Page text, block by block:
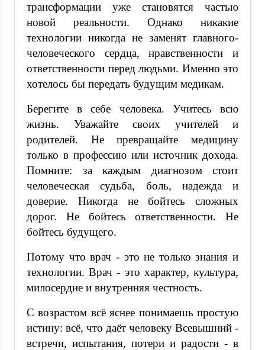
трансформации уже становятся частью
новой реальности. Однако никакие
технологии никогда не заменят главного-
человеческого сердца, нравственности и
ответственности перед людьми. Именно это
хотелось бы передать будущим медикам.
Берегите в себе человека. Учитесь всю
жизнь. Уважайте своих учителей и
родителей. Не превращайте медицину
только в профессию или источник дохода.
Помните: за каждым диагнозом стоит
человеческая судьба, боль, надежда и
доверие. Никогда не бойтесь сложных
дорог. Не бойтесь ответственности. Не
бойтесь будущего.
Потому что врач - это не только знания и
технологии. Врач - это характер, культура,
милосердие и внутренняя честность.
С возрастом всё яснее понимаешь простую
истину: всё, что даёт человеку Всевышний -
встречи, испытания, потери и радости - в